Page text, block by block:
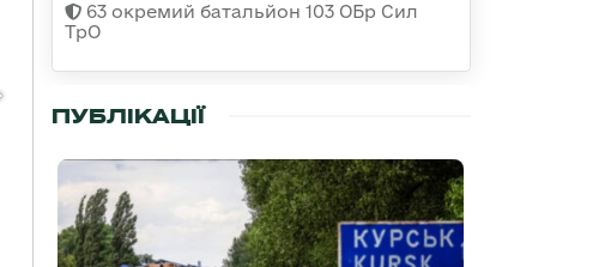
63 окремий батальйон 103 ОБр Сил
ТрО
ПУБЛІКАЦІЇ